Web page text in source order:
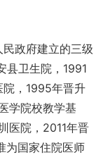
政府建立的三级
县卫生院，1991
院，1995年晋升
学院校教学基
医院，2011年晋
为国家住院医师